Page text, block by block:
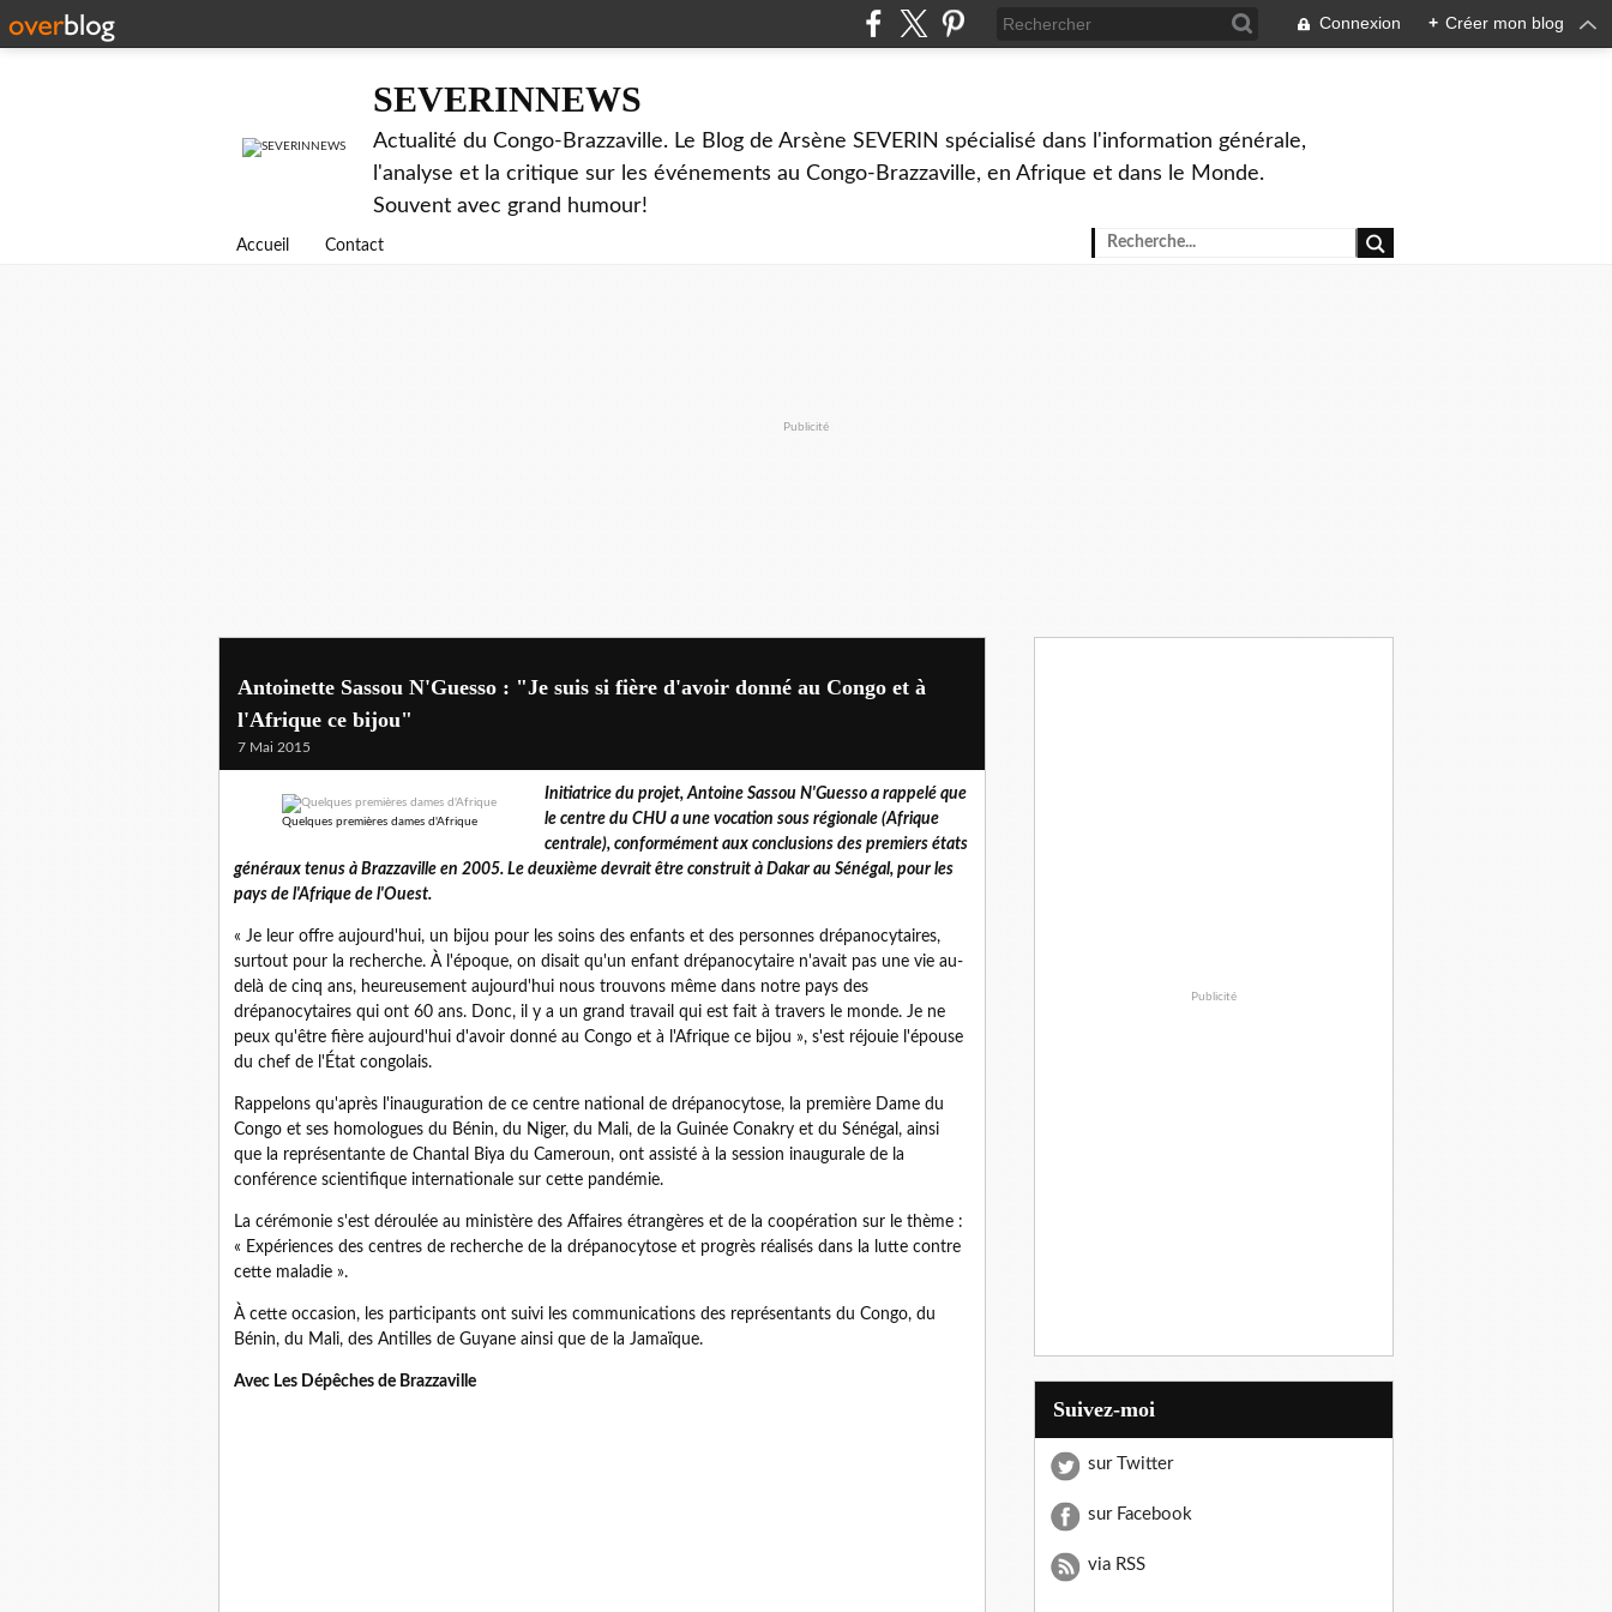
Connexion + Créer mon blog
SEVERINNEWS
Actualité du Congo-Brazzaville. Le Blog de Arsène SEVERIN spécialisé dans l'information générale,
l'analyse et la critique sur les événements au Congo-Brazzaville, en Afrique et dans le Monde.
Souvent avec grand humour!
Accueil Contact
Publicité
Antoinette Sassou N'Guesso : "Je suis si fière d'avoir donné au Congo et à
l'Afrique ce bijou"
7 Mai 2015
Quelques premières dames d'Afrique
Initiatrice du projet, Antoine Sassou N'Guesso a rappelé que
le centre du CHU a une vocation sous régionale (Afrique
centrale), conformément aux conclusions des premiers états
généraux tenus à Brazzaville en 2005. Le deuxième devrait être construit à Dakar au Sénégal, pour les
pays de l'Afrique de l'Ouest.
« Je leur offre aujourd'hui, un bijou pour les soins des enfants et des personnes drépanocytaires,
surtout pour la recherche. À l'époque, on disait qu'un enfant drépanocytaire n'avait pas une vie au-
delà de cinq ans, heureusement aujourd'hui nous trouvons même dans notre pays des
drépanocytaires qui ont 60 ans. Donc, il y a un grand travail qui est fait à travers le monde. Je ne
peux qu'être fière aujourd'hui d'avoir donné au Congo et à l'Afrique ce bijou », s'est réjouie l'épouse
du chef de l'État congolais.
Rappelons qu'après l'inauguration de ce centre national de drépanocytose, la première Dame du
Congo et ses homologues du Bénin, du Niger, du Mali, de la Guinée Conakry et du Sénégal, ainsi
que la représentante de Chantal Biya du Cameroun, ont assisté à la session inaugurale de la
conférence scientifique internationale sur cette pandémie.
La cérémonie s'est déroulée au ministère des Affaires étrangères et de la coopération sur le thème :
« Expériences des centres de recherche de la drépanocytose et progrès réalisés dans la lutte contre
cette maladie ».
À cette occasion, les participants ont suivi les communications des représentants du Congo, du
Bénin, du Mali, des Antilles de Guyane ainsi que de la Jamaïque.
Avec Les Dépêches de Brazzaville
Publicité
Suivez-moi
sur Twitter
sur Facebook
via RSS